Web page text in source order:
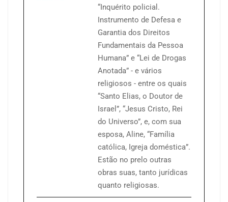
“Inquérito policial.
Instrumento de Defesa e
Garantia dos Direitos
Fundamentais da Pessoa
Humana” e “Lei de Drogas
Anotada” - e vários
religiosos - entre os quais
“Santo Elias, o Doutor de
Israel”, “Jesus Cristo, Rei
do Universo”, e, com sua
esposa, Aline, “Família
católica, Igreja doméstica”.
Estão no prelo outras
obras suas, tanto jurídicas
quanto religiosas.